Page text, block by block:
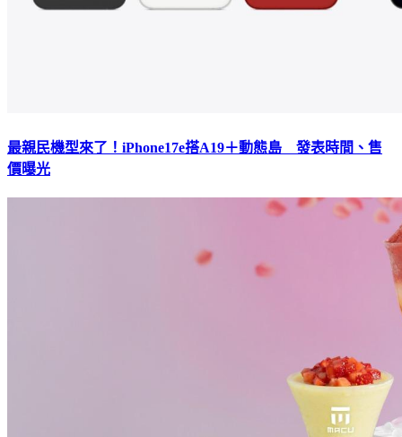
最親民機型來了！iPhone17e搭A19＋動態島 發表時間、售
價曝光